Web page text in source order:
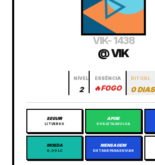
VIK- 1438
@ VIK
NÍVEL
2
ESSÊNCIA
🔥FOGO
RITUAL
0 DIAS
SEGUIR
LITVERSO
APOIE
GORJETA AVULSA
MOEDA
0,00 LC
MENSAGEM
ENTRAR PARA ENVIAR